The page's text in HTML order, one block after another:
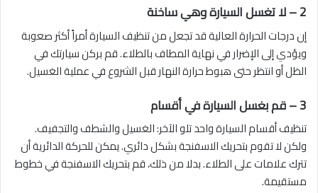
2 – لا تغسل السيارة وهي ساخنة
إن درجات الحرارة العالية قد تجعل من تنظيف السيارة أمراً أكثر صعوبة
ويؤدي إلى الإضرار في نهاية المطاف بالطلاء. قم بركن سيارتك في
الظل أو انتظر حتى هبوط حرارة النهار قبل الشروع في عملية الغسيل.
3 – قم بغسل السيارة في أقسام
تنظيف أقسام السيارة واحد تلو الآخر: الغسيل والشطف والتجفيف.
ولكن لا تقوم بتحريك الاسفنجة بشكل دائري. يمكن للحركة الدائرية أن
تترك علامات على الطلاء. بدلا من ذلك، قم بتحريك الاسفنجة في خطوط
مستقيمة.